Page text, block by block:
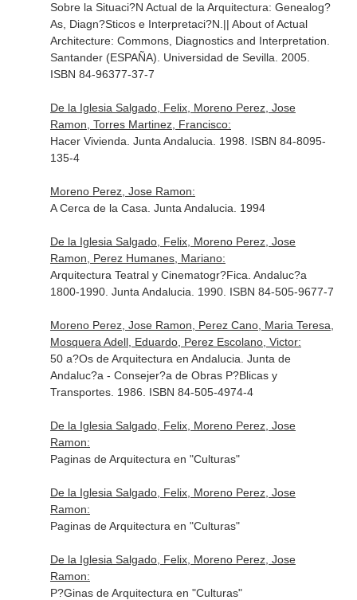
Sobre la Situaci?N Actual de la Arquitectura: Genealog?
As, Diagn?Sticos e Interpretaci?N.|| About of Actual
Architecture: Commons, Diagnostics and Interpretation.
Santander (ESPAÑA). Universidad de Sevilla. 2005.
ISBN 84-96377-37-7
De la Iglesia Salgado, Felix, Moreno Perez, Jose
Ramon, Torres Martinez, Francisco:
Hacer Vivienda. Junta Andalucia. 1998. ISBN 84-8095-
135-4
Moreno Perez, Jose Ramon:
A Cerca de la Casa. Junta Andalucia. 1994
De la Iglesia Salgado, Felix, Moreno Perez, Jose
Ramon, Perez Humanes, Mariano:
Arquitectura Teatral y Cinematogr?Fica. Andaluc?a
1800-1990. Junta Andalucia. 1990. ISBN 84-505-9677-7
Moreno Perez, Jose Ramon, Perez Cano, Maria Teresa,
Mosquera Adell, Eduardo, Perez Escolano, Victor:
50 a?Os de Arquitectura en Andalucia. Junta de
Andaluc?a - Consejer?a de Obras P?Blicas y
Transportes. 1986. ISBN 84-505-4974-4
De la Iglesia Salgado, Felix, Moreno Perez, Jose
Ramon:
Paginas de Arquitectura en "Culturas"
De la Iglesia Salgado, Felix, Moreno Perez, Jose
Ramon:
Paginas de Arquitectura en "Culturas"
De la Iglesia Salgado, Felix, Moreno Perez, Jose
Ramon:
P?Ginas de Arquitectura en "Culturas"